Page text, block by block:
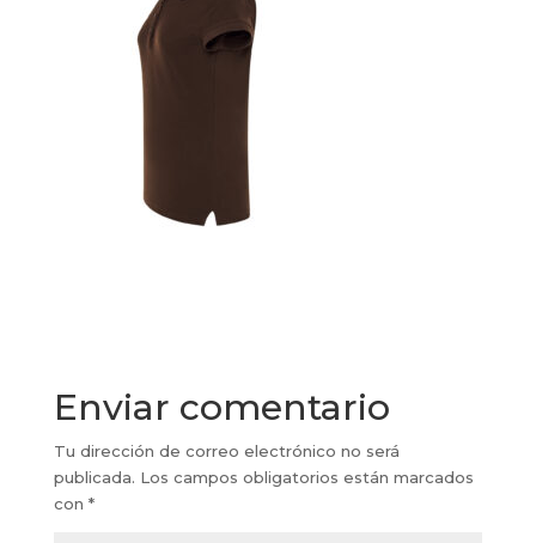
Enviar comentario
Tu dirección de correo electrónico no será
publicada. Los campos obligatorios están marcados
con *